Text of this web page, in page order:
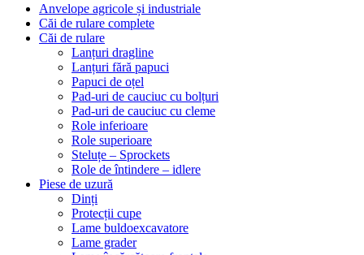
Anvelope agricole și industriale
Căi de rulare complete
Căi de rulare
Lanțuri dragline
Lanțuri fără papuci
Papuci de oțel
Pad-uri de cauciuc cu bolțuri
Pad-uri de cauciuc cu cleme
Role inferioare
Role superioare
Steluțe – Sprockets
Role de întindere – idlere
Piese de uzură
Dinți
Protecții cupe
Lame buldoexcavatore
Lame grader